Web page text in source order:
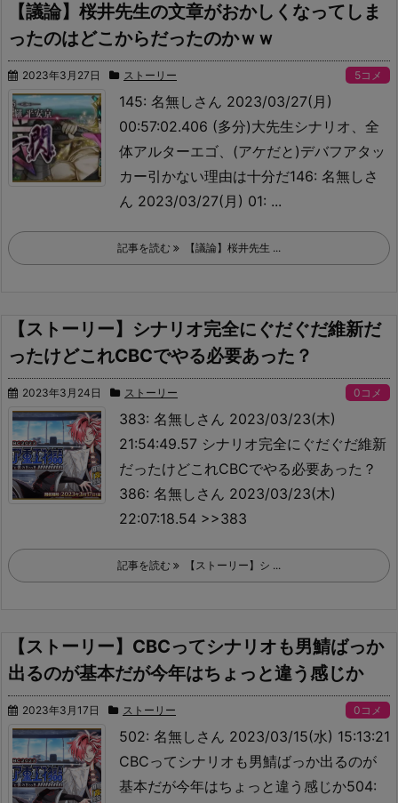
【議論】桜井先生の文章がおかしくなってしま
ったのはどこからだったのかｗｗ
2023年3月27日 ストーリー 5コメ
145: 名無しさん 2023/03/27(月)
00:57:02.406 (多分)大先生シナリオ、全
体アルターエゴ、(アケだと)デバフアタッ
カー引かない理由は十分だ146: 名無しさ
ん 2023/03/27(月) 01: ...
記事を読む 【議論】桜井先生 ...
【ストーリー】シナリオ完全にぐだぐだ維新だ
ったけどこれCBCでやる必要あった？
2023年3月24日 ストーリー 0コメ
383: 名無しさん 2023/03/23(木)
21:54:49.57 シナリオ完全にぐだぐだ維新
だったけどこれCBCでやる必要あった？
386: 名無しさん 2023/03/23(木)
22:07:18.54 >>383
記事を読む 【ストーリー】シ ...
【ストーリー】CBCってシナリオも男鯖ばっか
出るのが基本だが今年はちょっと違う感じか
2023年3月17日 ストーリー 0コメ
502: 名無しさん 2023/03/15(水) 15:13:21
CBCってシナリオも男鯖ばっか出るのが
基本だが今年はちょっと違う感じか504: